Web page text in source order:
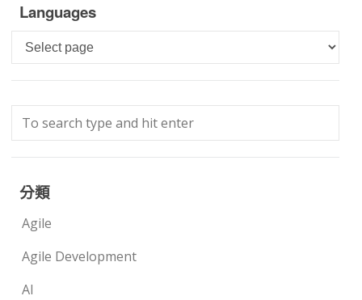
Languages
Languages
分類
Agile
Agile Development
AI